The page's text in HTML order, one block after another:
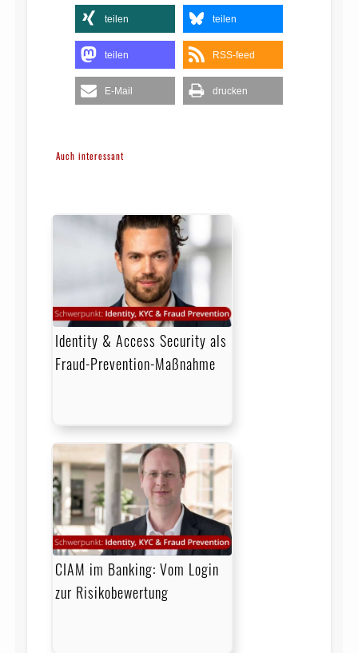
teilen teilen
teilen RSS-feed
E-Mail drucken
Auch interessant
Identity & Access Security als
Fraud-Prevention-Maßnahme
CIAM im Banking: Vom Login
zur Risikobewertung